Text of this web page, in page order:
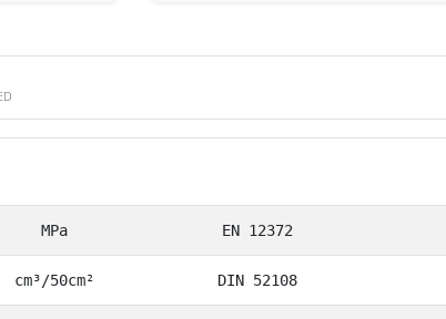
EN 12372
MPa
DIN 52108
cm³/50cm²